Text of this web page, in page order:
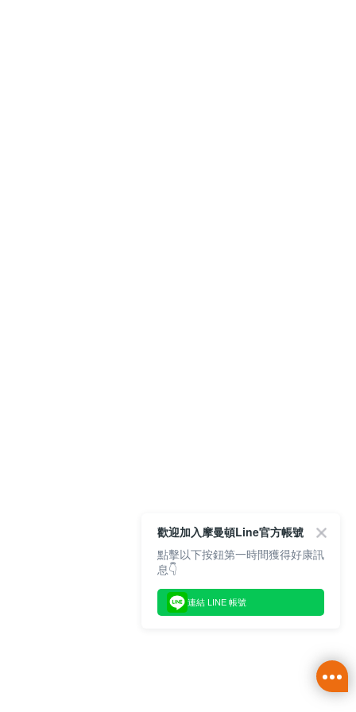
歡迎加入摩曼頓Line官方帳號
點擊以下按鈕第一時間獲得好康訊
息👇
連結 LINE 帳號